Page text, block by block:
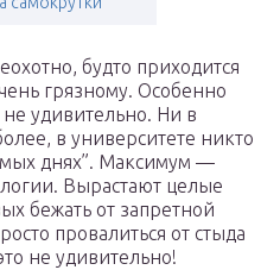
будто приходится
грязному. Особенно
удивительно. Ни в
в университете никто
днях”. Максимум —
Вырастают целые
бежать от запретной
провалиться от стыда
не удивительно!